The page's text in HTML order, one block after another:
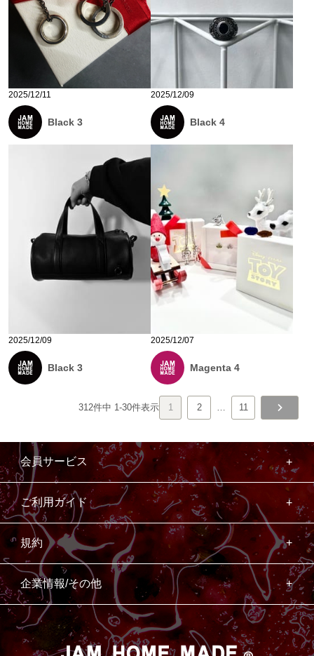
2025/12/11
Black 3
2025/12/09
Black 4
2025/12/09
Black 3
2025/12/07
Magenta 4
312件中 1-30件表示 1 2 … 11
会員サービス
ご利用ガイド
規約
企業情報/その他